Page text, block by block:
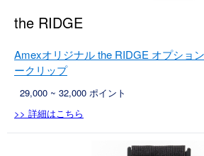
the RIDGE
Amexオリジナル the RIDGE オプショ
ークリップ
29,000 ~ 32,000 ポイント
>> 詳細はこちら